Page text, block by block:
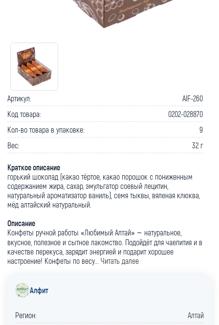
Артикул:
AlF-260
Код товара:
0202-028870
Кол-во товара в упаковке:
9
Вес:
32 г
Краткое описание
горький шоколад (какао тёртое, какао порошок с пониженным
содержанием жира, сахар, эмульгатор соевый лецитин,
натуральный ароматизатор ваниль), семя тыквы, вяленая клюква,
мёд алтайский натуральный.
Описание
Конфеты ручной работы «Любимый Алтай» – натуральное,
вкусное, полезное и сытное лакомство. Подойдёт для чаепития и в
качестве перекуса, зарядит энергией и подарит хорошее
настроение! Конфеты по весу... Читать далее
Алфит
Регион:
Алтай